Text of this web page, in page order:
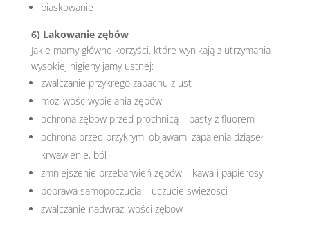
piaskowanie
6) Lakowanie zębów
Jakie mamy główne korzyści, które wynikają z utrzymania
wysokiej higieny jamy ustnej:
zwalczanie przykrego zapachu z ust
możliwość wybielania zębów
ochrona zębów przed próchnicą – pasty z fluorem
ochrona przed przykrymi objawami zapalenia dziąseł –
krwawienie, ból
zmniejszenie przebarwień zębów – kawa i papierosy
poprawa samopoczucia – uczucie świeżości
zwalczanie nadwrażliwości zębów